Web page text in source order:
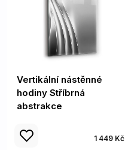
Vertikální nástěnné
hodiny Stříbrná
abstrakce
1 449 Kč